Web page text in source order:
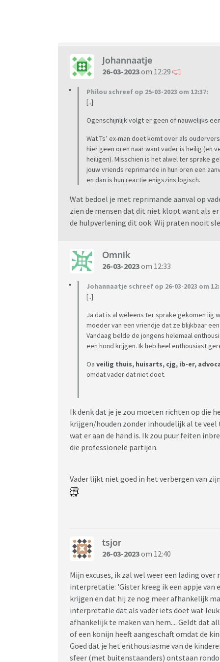
hebben geduwd. Ze wilde dat ik de relatie
werd mijn vriend wel zwart gemaakt door
zoon verzonnen om mee te kunnen praten,
vuur gooien omdat het met vriend en kids
zoon vriend en ex moedigde hem aan en
Sindsdien kan vriend niks meer goed doen,
belachelijk gemaakt. Zoon is flink aan het
het niet als zoon mij uitscheld en spreekt
Ex maakt denigrerende opmerkingen over
escalatie. Zoon was heel brutaal en schold
de telefoon van zoon afgepakt, waarop
geduwd en aan zijn haar heeft getrokken.
Ben hier wel heel erg van geschrokken.
ging de dagen erna gewoon goed. Vriend
zien en terug zou komen als ik vriend het
met de kinderen erbij en niemand vindt het
respect. Kids zijn nu bij vader en ik zie ze
is. Jongste zoon heeft op school gehuild en
steek laten.
Ik heb de school gesproken om te vragen
nooit iets gemerkt. Veilig Thuis ( had mijn
dat mijn vriend zoon geduwd zou hebben).
omdat vader vriend niet accepteert. Vriend
te komen en hulp te krijgen. Het is verder
corrigerende tik oid zou ik nooit
niet veilig zijn hier en dat hij er geen
die niet voor haar kinderen op komt en
Mijn gedachten gaan op en neer.. deze
kunnen helpen. Alvast bedankt, een hele
Johannaatje
26-03-2023om 12:29
Philou schreef op 25-03-2023 om 12:37:
[..]
Ogenschijnlijk volgt er geen of nauwelijks
Wat Ts’ ex-man doet komt over als
hier geen oren naar want vader is heilig (en
heiligen). Misschien is het alwel ter sprake
jouw vriends reprimande in hun oren een
en dan is hun reactie enigszins logisch.
Wat bedoel je met reprimande aanval op
zien de mensen dat dit niet klopt want als
de hulpverlening dit ook. Wij praten nooit
Omnik
26-03-2023om 12:33
Johannaatje schreef op 26-03-2023 om
[..]
Ja dat is al weleens ter sprake gekomen iig
moeder van een vriendje dat ze blijkbaar
Vandaag belde de jongens helemaal
een hond krijgen. Ik heb heel enthousiast
Oa veilig thuis, huisarts, cjg, ib-er,
omdat vader dat niet doet.
Ik denk dat je je zou moeten richten op die
krijgen/houden zonder inhoudelijk al te
wat er aan de hand is. Ik zou puur feiten
die professionele partijen.
Vader lijkt niet goed in het verbergen van
tsjor
26-03-2023om 12:40
Mijn excuses, ik zal wel weer een lading
interpretatie: 'Gister kreeg ik een appje van
krijgen en dat hij ze nog meer afhankelijk
interpretatie dat als vader iets doet wat
afhankelijk te maken van hem.... Geldt dat
of een konijn heeft aangeschaft omdat de
Goed dat je het enthousiasme van de
sfeer (met buitenstaanders) ontstaan